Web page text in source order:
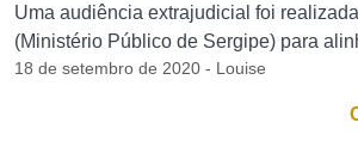
Uma audiência extrajudicial foi
(Ministério Público de Sergipe) para
18 de setembro de 2020 - Louise